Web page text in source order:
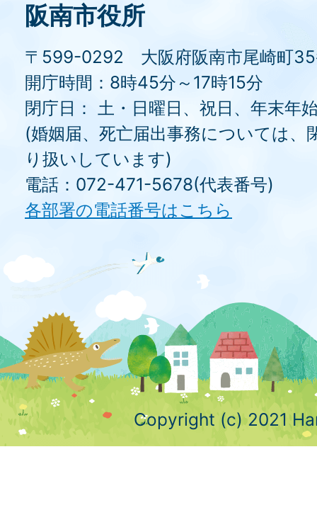
阪南市役所
〒599-0292 大阪府阪南市尾崎町35
開庁時間：8時45分～17時15分
閉庁日： 土・日曜日、祝日、年末年
(婚姻届、死亡届出事務については、
り扱いしています)
電話：072-471-5678(代表番号)
各部署の電話番号はこちら
Copyright (c) 2021